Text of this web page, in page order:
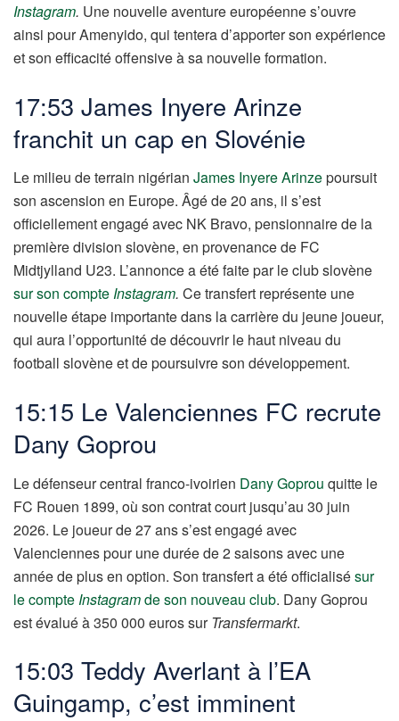
Instagram. Une nouvelle aventure européenne s’ouvre
ainsi pour Amenyido, qui tentera d’apporter son expérience
et son efficacité offensive à sa nouvelle formation.
17:53 James Inyere Arinze
franchit un cap en Slovénie
Le milieu de terrain nigérian James Inyere Arinzepoursuit
son ascension en Europe. Âgé de 20 ans, il s’est
officiellement engagé avec NK Bravo, pensionnaire de la
première division slovène, en provenance de FC
Midtjylland U23. L’annonce a été faite par le club slovène
sur son compteInstagram. Ce transfert représente une
nouvelle étape importante dans la carrière du jeune joueur,
qui aura l’opportunité de découvrir le haut niveau du
football slovène et de poursuivre son développement.
15:15 Le Valenciennes FC recrute
Dany Goprou
Le défenseur central franco-ivoirien Dany Goprou quitte le
FC Rouen 1899, où son contrat court jusqu’au 30 juin
2026. Le joueur de 27 ans s’est engagé avec
Valenciennes pour une durée de 2 saisons avec une
année de plus en option. Son transfert a été officialisésur
le compteInstagramde son nouveau club. Dany Goprou
est évalué à 350 000 euros sur Transfermarkt.
15:03 Teddy Averlant à l’EA
Guingamp, c’est imminent